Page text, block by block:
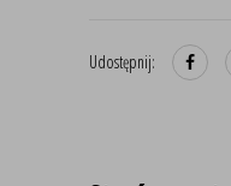
Udostępnij: